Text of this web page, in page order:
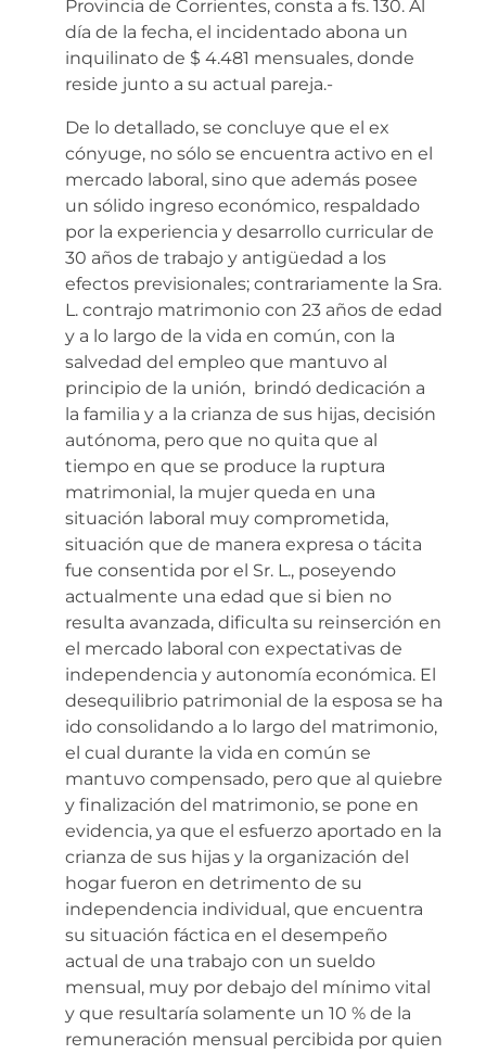
Provincia de Corrientes, consta a fs. 130. Al
día de la fecha, el incidentado abona un
inquilinato de $ 4.481 mensuales, donde
reside junto a su actual pareja.-
De lo detallado, se concluye que el ex
cónyuge, no sólo se encuentra activo en el
mercado laboral, sino que además posee
un sólido ingreso económico, respaldado
por la experiencia y desarrollo curricular de
30 años de trabajo y antigüedad a los
efectos previsionales; contrariamente la Sra.
L. contrajo matrimonio con 23 años de edad
y a lo largo de la vida en común, con la
salvedad del empleo que mantuvo al
principio de la unión, brindó dedicación a
la familia y a la crianza de sus hijas, decisión
autónoma, pero que no quita que al
tiempo en que se produce la ruptura
matrimonial, la mujer queda en una
situación laboral muy comprometida,
situación que de manera expresa o tácita
fue consentida por el Sr. L., poseyendo
actualmente una edad que si bien no
resulta avanzada, dificulta su reinserción en
el mercado laboral con expectativas de
independencia y autonomía económica. El
desequilibrio patrimonial de la esposa se ha
ido consolidando a lo largo del matrimonio,
el cual durante la vida en común se
mantuvo compensado, pero que al quiebre
y finalización del matrimonio, se pone en
evidencia, ya que el esfuerzo aportado en la
crianza de sus hijas y la organización del
hogar fueron en detrimento de su
independencia individual, que encuentra
su situación fáctica en el desempeño
actual de una trabajo con un sueldo
mensual, muy por debajo del mínimo vital
y que resultaría solamente un 10 % de la
remuneración mensual percibida por quien